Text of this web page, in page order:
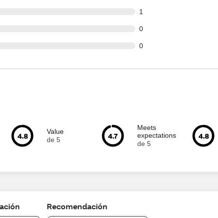
1
of 31 reviews
0
of 31 reviews
0
of 31 reviews
4.8
Value
de 5
4.7
Meets
expectations
de 5
4.8
Recomendación